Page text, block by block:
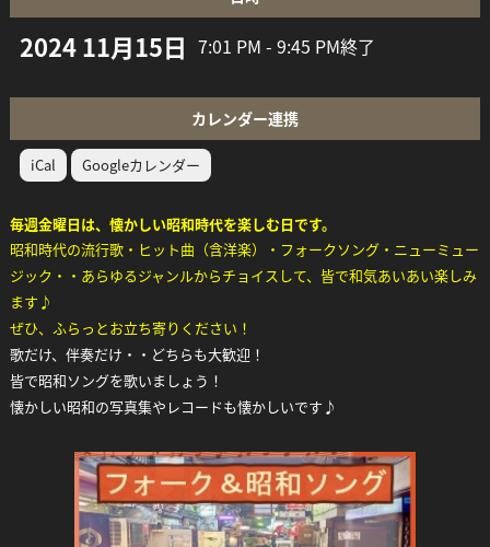
2024 11月15日 7:01 PM - 9:45 PM終了
カレンダー連携
iCal Googleカレンダー
毎週金曜日は、懐かしい昭和時代を楽しむ日です。
昭和時代の流行歌・ヒット曲（含洋楽）・フォークソング・ニューミュー
ジック・・あらゆるジャンルからチョイスして、皆で和気あいあい楽しみ
ます♪
ぜひ、ふらっとお立ち寄りください！
歌だけ、伴奏だけ・・どちらも大歓迎！
皆で昭和ソングを歌いましょう！
懐かしい昭和の写真集やレコードも懐かしいです♪